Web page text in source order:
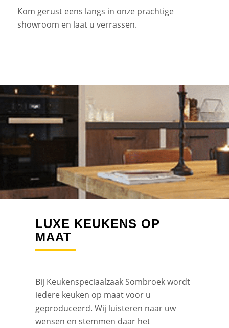
Kom gerust eens langs in onze prachtige
showroom en laat u verrassen.
LUXE KEUKENS OP
MAAT
Bij Keukenspeciaalzaak Sombroek wordt
iedere keuken op maat voor u
geproduceerd. Wij luisteren naar uw
wensen en stemmen daar het